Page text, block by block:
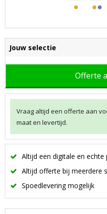
Jouw selectie
Offerte
Vraag altijd een offerte aan
maat en levertijd.
Altijd een digitale en echte
Altijd offerte bij meerdere
Spoedlevering mogelijk